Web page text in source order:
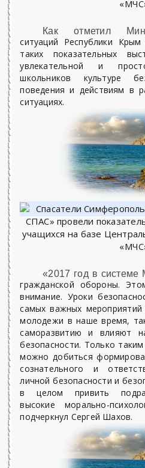
Как отметил
ситуаций Республики
таких показательных
увлекательной и
школьников культуре
поведения и действиям в
ситуациях.
«2017 год в
гражданской обороны.
внимание. Уроки
самых важных
молодежи в наше время,
саморазвитию и влияют
безопасности. Только
можно добиться
сознательного и
личной безопасности и
в целом привить
высокие морально-
подчеркнул Сергей Шахов.